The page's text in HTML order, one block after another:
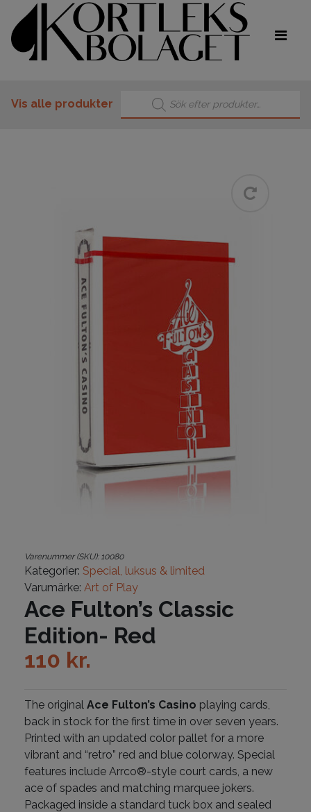
Vis alle produkter
Products search
Varenummer (SKU): 10080
Kategorier: Special, luksus & limited
Varumärke: Art of Play
Ace Fulton’s Classic
Edition- Red
110 kr.
The original Ace Fulton’s Casino playing cards,
back in stock for the first time in over seven years.
Printed with an updated color pallet for a more
vibrant and “retro” red and blue colorway. Special
features include Arrco®-style court cards, a new
ace of spades and matching marquee jokers.
Packaged inside a standard tuck box and sealed